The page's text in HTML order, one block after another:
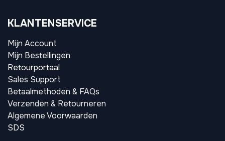
KLANTENSERVICE
Mijn Account
Mijn Bestellingen
Retourportaal
Sales Support
Betaalmethoden & FAQs
Verzenden & Retourneren
Algemene Voorwaarden
SDS